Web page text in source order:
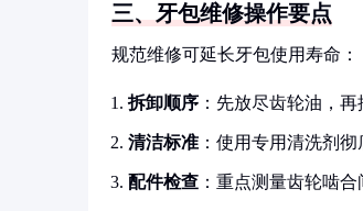
三、牙包维修操作要点
规范维修可延长牙包使用寿命：
拆卸顺序 ：先放尽齿轮油，
清洁标准 ：使用专用清洗剂
配件检查 ：重点测量齿轮啮